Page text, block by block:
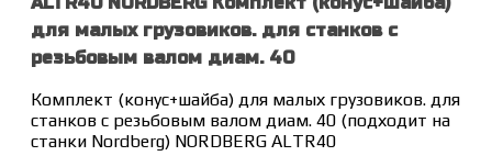
для малых грузовиков. для станков с
резьбовым валом диам. 40
Комплект (конус+шайба) для малых грузовиков. для
станков с резьбовым валом диам. 40 (подходит на
станки Nordberg) NORDBERG ALTR40